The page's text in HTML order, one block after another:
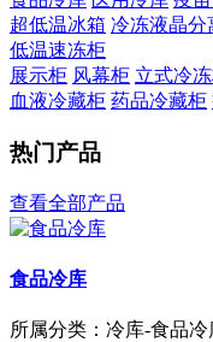
超低温冰箱 冷冻液晶分
低温速冻柜
展示柜 风幕柜 立式冷
血液冷藏柜 药品冷藏柜
热门产品
查看全部产品
食品冷库
所属分类：冷库-食品冷